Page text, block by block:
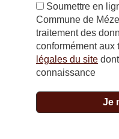
Soumettre en
Commune de
traitement des
conformément aux
légales du site
connaissance